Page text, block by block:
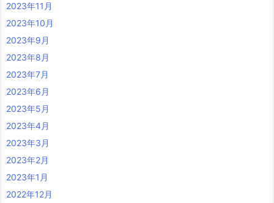
2023年11月
2023年10月
2023年9月
2023年8月
2023年7月
2023年6月
2023年5月
2023年4月
2023年3月
2023年2月
2023年1月
2022年12月